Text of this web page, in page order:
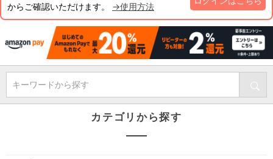
からご確認いただけます。 →使用方法
キーワードから探す
カテゴリから探す